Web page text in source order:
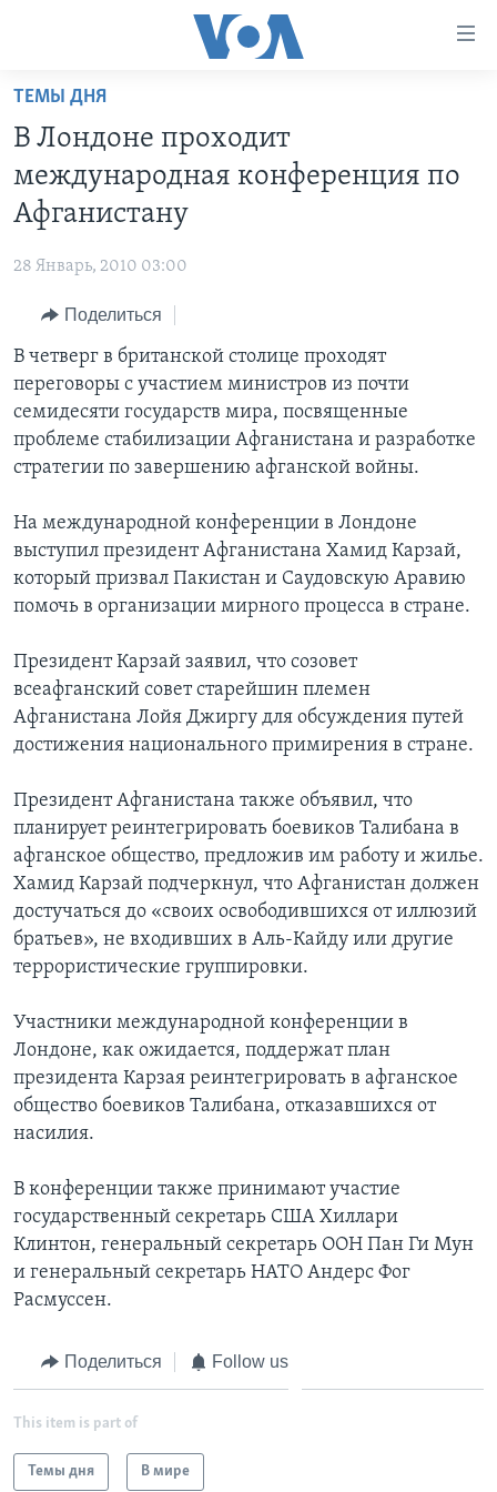
Перейти
основной
контент
Перейти
основной
навигации
Перейти
поиск
ПРОГРАММЫ
АМЕРИКА
ИТОГИ
ПОЧЕМУ ЭТО ВАЖНО?
ДИСКУССИЯ VOA
ДЕТАЛИ
НЬЮ-ЙОРК NEW YORK
АМЕРИКА. БОЛЬШОЕ ПУТЕШЕСТВИЕ
ПРОЕКТЫ
НАША АМЕРИКАНСКАЯ ИСТОРИЯ
А КАК В АМЕРИКЕ?
АРТЕФАКТЫ
АМЕРИКАНСКИЕ ГОРОДКИ
ТЕСТЫ
ИНТЕРВЬЮ
ФАКТЫ ПРОТИВ ФЕЙКОВ
ЗА СВОБОДУ ПРЕССЫ
УЧИМ АНГЛИЙСКИЙ
ВИДЕО
ПОДПИСКА НА НОВОСТИ
Learning English
Языки
ТЕМЫ ДНЯ
В Лондоне проходит
международная конференция по
Афганистану
28 Январь, 2010 03:00
Поделиться
В четверг в британской столице проходят
переговоры с участием министров из почти
семидесяти государств мира, посвященные
проблеме стабилизации Афганистана и разработке
стратегии по завершению афганской войны.
На международной конференции в Лондоне
выступил президент Афганистана Хамид Карзай,
который призвал Пакистан и Саудовскую Аравию
помочь в организации мирного процесса в стране.
Президент Карзай заявил, что созовет
всеафганский совет старейшин племен
Афганистана Лойя Джиргу для обсуждения путей
достижения национального примирения в стране.
Президент Афганистана также объявил, что
планирует реинтегрировать боевиков Талибана в
афганское общество, предложив им работу и жилье.
Хамид Карзай подчеркнул, что Афганистан должен
достучаться до «своих освободившихся от иллюзий
братьев», не входивших в Аль-Кайду или другие
террористические группировки.
Участники международной конференции в
Лондоне, как ожидается, поддержат план
президента Карзая реинтегрировать в афганское
общество боевиков Талибана, отказавшихся от
насилия.
В конференции также принимают участие
государственный секретарь США Хиллари
Клинтон, генеральный секретарь ООН Пан Ги Мун
и генеральный секретарь НАТО Андерс Фог
Расмуссен.
Поделиться Follow us
This item is part of
Темы дня В мире